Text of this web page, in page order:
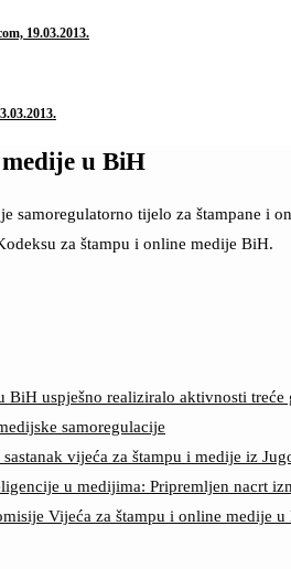
19.03.2013.
u BiH
samoregulatorno tijelo za štampane i
za štampu i online medije BiH.
BiH uspješno realiziralo aktivnosti
samoregulacije
vijeća za štampu i medije iz
u medijima: Pripremljen nacrt
Vijeća za štampu i online medije